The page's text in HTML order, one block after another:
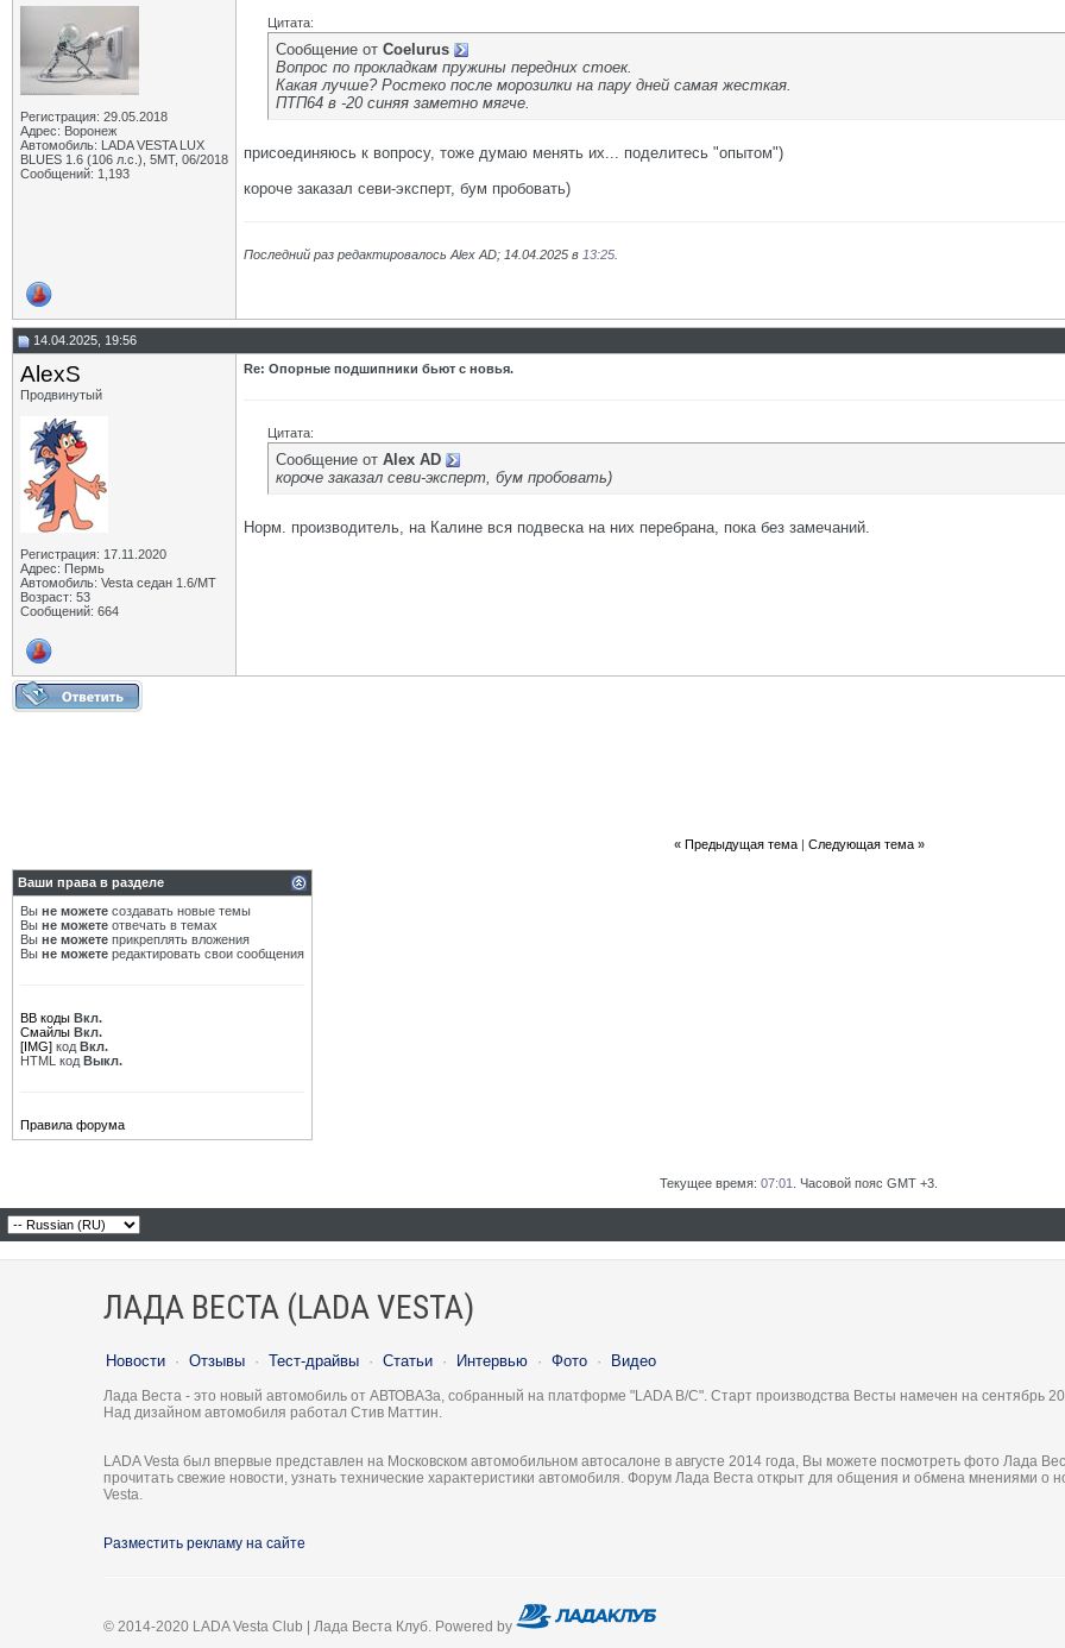
Регистрация: 29.05.2018
Адрес: Воронеж
Автомобиль: LADA VESTA LUX
BLUES 1.6 (106 л.с.), 5МТ, 06/2018
Сообщений: 1,193
Цитата:
Сообщение от Coelurus
Вопрос по прокладкам пружины передних стоек.
Какая лучше? Ростеко после морозилки на пару дней самая жесткая.
ПТП64 в -20 синяя заметно мягче.
присоединяюсь к вопросу, тоже думаю менять их... поделитесь "опытом")
короче заказал севи-эксперт, бум пробовать)
Последний раз редактировалось Alex AD; 14.04.2025 в 13:25
14.04.2025, 19:56
AlexS
Продвинутый
Регистрация: 17.11.2020
Адрес: Пермь
Автомобиль: Vesta седан 1.6/МТ
Возраст: 53
Сообщений: 664
Re: Опорные подшипники бьют с новья.
Цитата:
Сообщение от Alex AD
короче заказал севи-эксперт, бум пробовать)
Норм. производитель, на Калине вся подвеска на них перебрана, пока без замечаний.
« Предыдущая тема| Следующая тема »
Ваши права в разделе
Вы не можете создавать новые темы
Вы не можете отвечать в темах
Вы не можете прикреплять вложения
Вы не можете редактировать свои сообщения
BB коды Вкл.
Смайлы Вкл.
[IMG] код Вкл.
HTML код Выкл.
Правила форума
Текущее время: 07:01 . Часовой пояс GMT +3.
ЛАДА ВЕСТА (LADA VESTA)
Новости · Отзывы · Тест-драйвы · Статьи · Интервью · Фото · Видео
Лада Веста - это новый автомобиль от АВТОВАЗа, собранный на платформе "LADA B/C". Старт производства Весты намечен на сентябрь
Над дизайном автомобиля работал Стив Маттин.
LADA Vesta был впервые представлен на Московском автомобильном автосалоне в августе 2014 года, Вы можете посмотреть фото Лада
прочитать свежие новости, узнать технические характеристики автомобиля. Форум Лада Веста открыт для общения и обмена мнениями о
Vesta.
Разместить рекламу на сайте
© 2014-2020 LADA Vesta Club | Лада Веста Клуб. Powered by